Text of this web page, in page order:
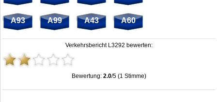
A93 A99 A43 A60
Verkehrsbericht L3292 bewerten:
Bewertung: 2.0/5 (1 Stimme)
Stau L3292: Unfälle, Sperrung & Baustellen | Staumelder L3292 ,2.0out of5